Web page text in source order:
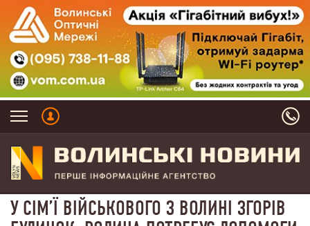
У СІМ’Ї ВІЙСЬКОВОГО З ВОЛИНІ ЗГОРІВ